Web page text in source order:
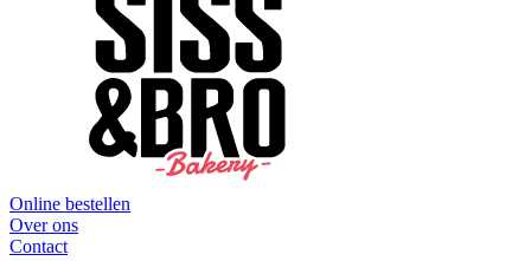
Online bestellen
Over ons
Contact